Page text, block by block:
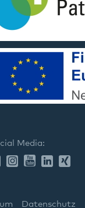
Media:
Datenschutz